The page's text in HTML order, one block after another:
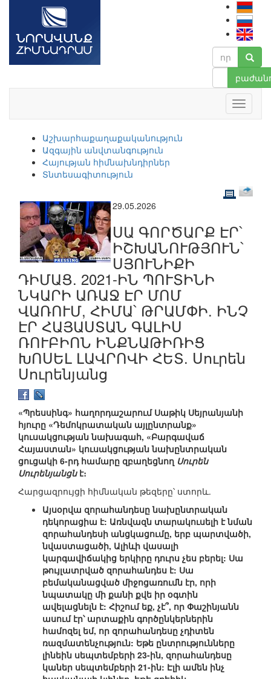
Աշխարհաքաղաքականություն
Ազգային անվտանգություն
Հայության հիմնախնդիրներ
Տնտեսագիտություն
29.05.2026
ՍԱ ԳՈՐԾԱՐՔ ԷՐ՝
ԻՇԽԱՆՈՒԹՅՈՒՆ՝
ՍՅՈՒՆԻՔԻ
ԴԻՄԱՑ. 2021-ԻՆ ՊՈՒՏԻՆԻ
ՆԿԱՐԻ ԱՌԱՋ ԷՐ ՄՈՄ
ՎԱՌՈՒՄ, ՀԻՄԱ՝ ԹՐԱՄՓԻ. ԻՆՉ
ԷՐ ՀԱՅԱՍՏԱՆ ԳԱԼԻՍ
ՌՈՒԲԻՈՆ ԻՆՔՆԱԹԻՌԻՑ
ԽՈՍԵԼ ԼԱՎՐՈՎԻ ՀԵՏ. Սուրեն
Սուրենյանց
«Պրեսսինգ» հաղորդաշարում Սաթիկ Սեյրանյանի
հյուրը «Դեմոկրատական այլընտրանք»
կուսակցության նախագահ, «Բարգավաճ
Հայաստան» կուսակցության նախընտրական
ցուցակի 6-րդ համարը զբաղեցնող Սուրեն
Սուրենյանցնէ։
Հարցազրույցի հիմնական թեզերը՝ ստորև.
Այսօրվա զորահանդեսը նախընտրական
դեկորացիա է: Առնվազն տարակուսելի է նման
զորահանդեսի անցկացումը, երբ պարտվածի,
նվաստացածի, Ալիևի վասալի
կարգավիճակից երկիրը դուրս չես բերել: Սա
թույլատրված զորահանդես է: Սա
բեմականացված միջոցառումն էր, որի
նպատակը մի քանի քվե իր օգտին
ավելացնելն է: Հիշում եք, չէ՞, որ Փաշինյանն
ասում էր՝ արտաքին գործընկերներին
համոզել եմ, որ զորահանդեսը չդիտեն
ռազմատենչություն: Եթե ընտրությունները
լինեին սեպտեմբերի 23-ին, զորահանդեսը
կաներ սեպտեմբերի 21-ին: Էլի ամեն ինչ